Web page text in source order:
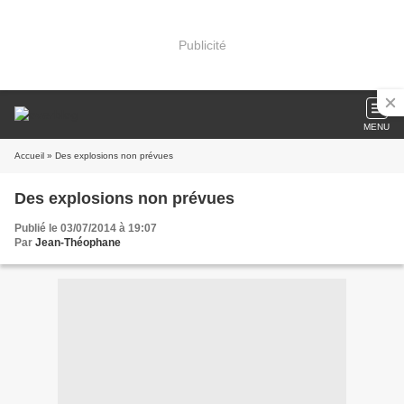
Publicité
MENU
Accueil » Des explosions non prévues
Des explosions non prévues
Publié le 03/07/2014 à 19:07
Par Jean-Théophane